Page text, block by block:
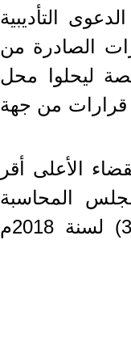
التأديبية
الصادرة من
ليحلوا محل
قرارات من جهة
الأعلى أقر
المحاسبة
المشكل بقرار من مجلس القضاء الأعلى رقم (33) لسنة 2018م